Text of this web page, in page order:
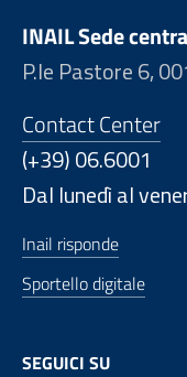
INAIL Sede
P.le Pastore 6,
Contact Center
(+39) 06.6001
Dal lunedì al
Inail risponde
Sportello digitale
SEGUICI SU